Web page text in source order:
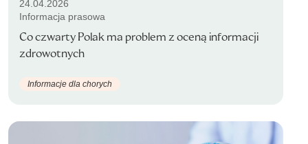
24.04.2026
Informacja prasowa
Co czwarty Polak ma problem z oceną informacji
zdrowotnych
Informacje dla chorych